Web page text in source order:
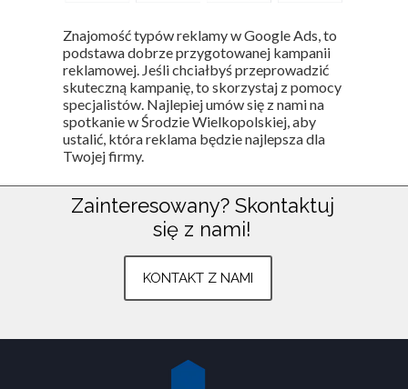
Znajomość typów reklamy w Google Ads, to
podstawa dobrze przygotowanej kampanii
reklamowej. Jeśli chciałbyś przeprowadzić
skuteczną kampanię, to skorzystaj z pomocy
specjalistów. Najlepiej umów się z nami na
spotkanie w Środzie Wielkopolskiej, aby
ustalić, która reklama będzie najlepsza dla
Twojej firmy.
KONTAKT Z NAMI
Zainteresowany? Skontaktuj
się z nami!Znajdź nas na:
Plac Armii Poznań 3